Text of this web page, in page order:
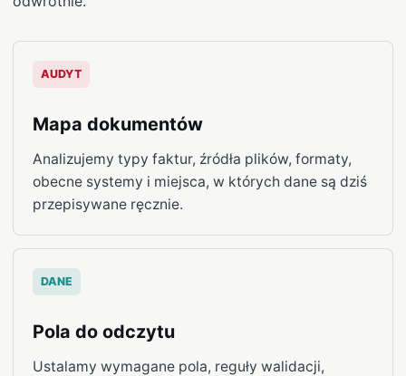
AUDYT
Mapa dokumentów
Analizujemy typy faktur, źródła plików, formaty,
obecne systemy i miejsca, w których dane są dziś
przepisywane ręcznie.
DANE
Pola do odczytu
Ustalamy wymagane pola, reguły walidacji,